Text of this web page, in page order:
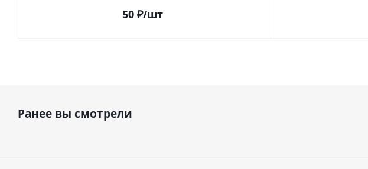
50 ₽/шт
Ранее вы смотрели